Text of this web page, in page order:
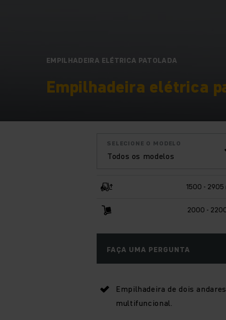
EMPILHADEIRA ELÉTRICA PATOLADA
Empilhadeira elétrica
Todos os modelos
SELECIONE O MODELO
1500 - 2905
2000 -
FAÇA UMA PERGUNTA
Empilhadeira de dois andares
multifuncional.